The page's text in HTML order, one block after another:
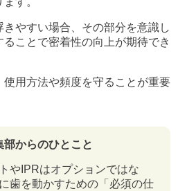
やすい場合、その部分を意識し
ことで密着性の向上が期待でき
使用方法や頻度を守ることが重要
からのひとこと
やIPRはオプションではな
歯を動かすための「必須の仕